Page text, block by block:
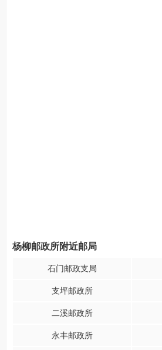
杨柳邮政所附近邮局
石门邮政支局
支坪邮政所
二溪邮政所
永丰邮政所